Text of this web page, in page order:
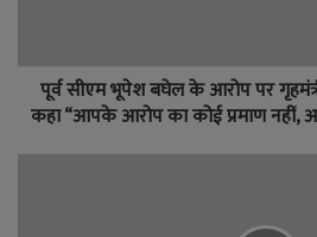
पूर्व सीएम भूपेश बघेल के आरोप पर
कहा “आपके आरोप का कोई प्रमाण नहीं,